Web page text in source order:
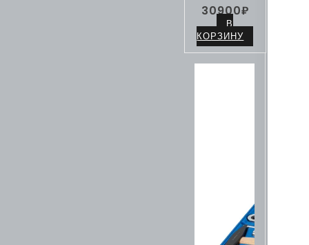
30900₽
В
КОРЗИНУ